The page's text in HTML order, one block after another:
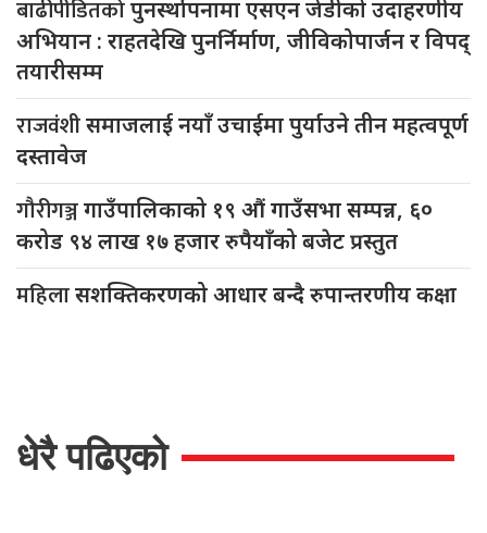
बाढीपीडितकोपुनर्स्थापनामा एसएन जेडीको उदाहरणीय
अभियान : राहतदेखि पुनर्निर्माण, जीविकोपार्जन र विपद्
तयारीसम्म
राजवंशीसमाजलाई नयाँ उचाईमा पुर्याउने तीन महत्वपूर्ण
दस्तावेज
गौरीगञ्जगाउँपालिकाको १९ औं गाउँसभा सम्पन्न, ६०
करोड ९४ लाख १७ हजार रुपैयाँको बजेट प्रस्तुत
महिलासशक्तिकरणको आधार बन्दै रुपान्तरणीय कक्षा
धेरै पढिएको